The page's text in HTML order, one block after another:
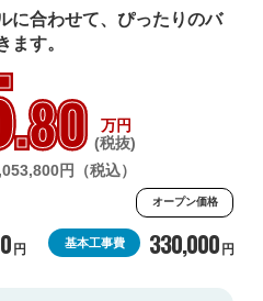
に合わせて、ぴったりのバ
ます。
.80
万円
(税抜)
円（税込）
オープン価格
円 基本工事費 330,000 円